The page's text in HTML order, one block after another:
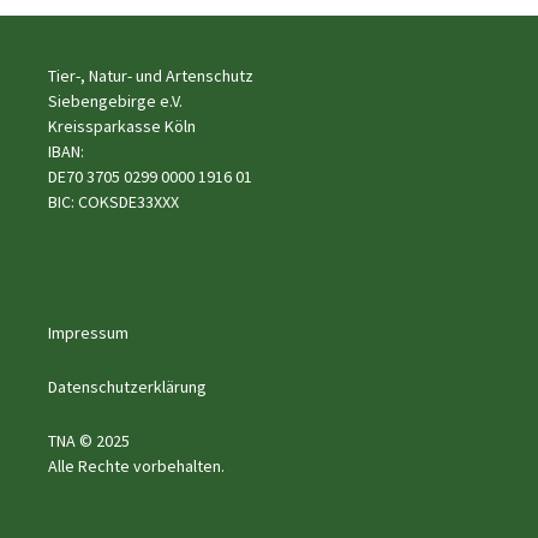
Tier-, Natur- und Artenschutz
Siebengebirge e.V.
Kreissparkasse Köln
IBAN:
DE70 3705 0299 0000 1916 01
BIC: COKSDE33XXX
Impressum
Datenschutzerklärung
TNA © 2025
Alle Rechte vorbehalten.